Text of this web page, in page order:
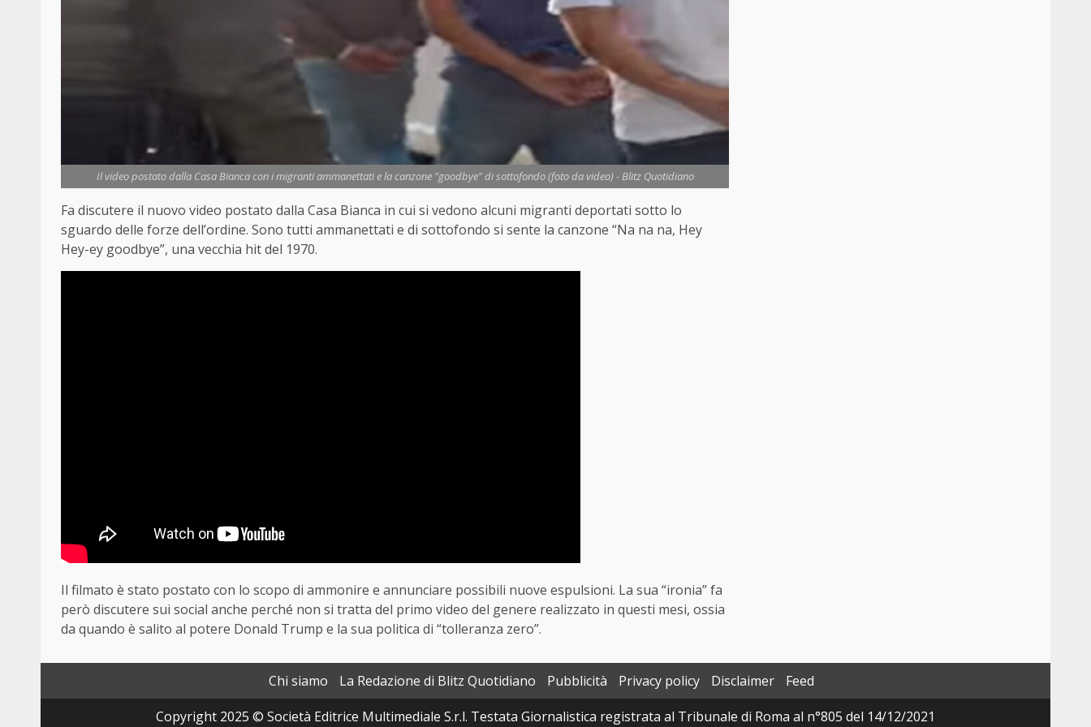
Il video postato dalla Casa Bianca con i migranti ammanettati e la canzone "goodbye" di sottofondo (foto da video) - Blitz Quotidiano
Fa discutere il nuovo video postato dalla Casa Bianca in cui si vedono alcuni migranti deportati sotto lo
sguardo delle forze dell’ordine. Sono tutti ammanettati e di sottofondo si sente la canzone “Na na na, Hey
Hey-ey goodbye”, una vecchia hit del 1970.
Il filmato è stato postato con lo scopo di ammonire e annunciare possibili nuove espulsioni. La sua “ironia” fa
però discutere sui social anche perché non si tratta del primo video del genere realizzato in questi mesi, ossia
da quando è salito al potere Donald Trump e la sua politica di “tolleranza zero”.
Chi siamo La Redazione di Blitz Quotidiano Pubblicità Privacy policy Disclaimer
Feed
Copyright 2025 © Società Editrice Multimediale S.r.l. Testata Giornalistica registrata al Tribunale di Roma al n°805 del 14/12/2021